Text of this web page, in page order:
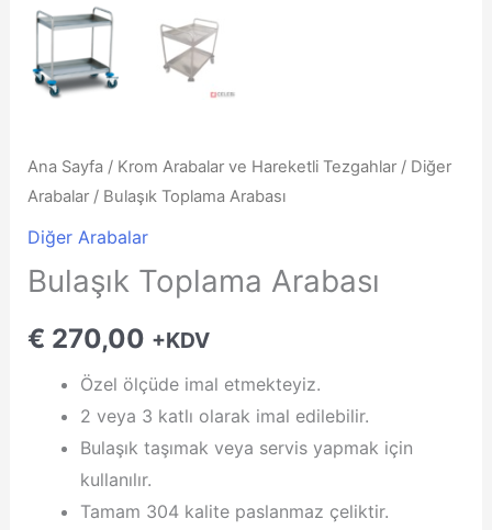
Ana Sayfa / Krom Arabalar ve Hareketli Tezgahlar/ Diğer
Arabalar/ Bulaşık Toplama Arabası
Diğer Arabalar
Bulaşık Toplama Arabası
€ 270,00 +KDV
Özel ölçüde imal etmekteyiz.
2 veya 3 katlı olarak imal edilebilir.
Bulaşık taşımak veya servis yapmak için
kullanılır.
Tamam 304 kalite paslanmaz çeliktir.